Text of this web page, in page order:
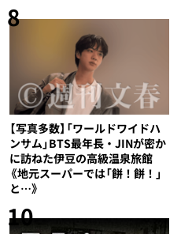
8
【写真多数】「ワールドワイドハ
ンサム」BTS最年長・JINが密か
に訪ねた伊豆の高級温泉旅館
《地元スーパーでは「餅！餅！」
と…》
10